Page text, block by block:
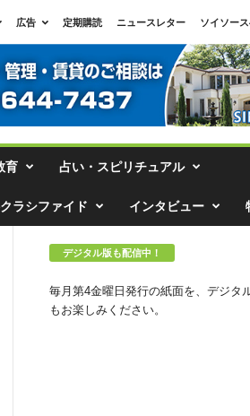
広告 定期購読 ニュースレター
ソイソー
育 占い・スピリチュアル
ラシファイド インタビュー
デジタル版も配信中！
毎月第4金曜日発行の紙面を、デジタ
もお楽しみください。